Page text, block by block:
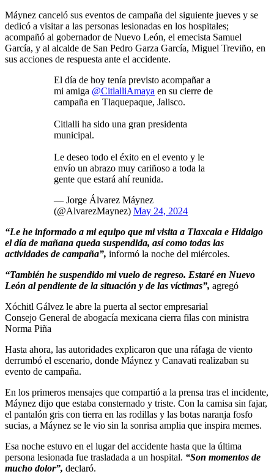
Máynez canceló sus eventos de campaña del siguiente jueves y se
dedicó a visitar a las personas lesionadas en los hospitales;
acompañó al gobernador de Nuevo León, el emecista Samuel
García, y al alcalde de San Pedro Garza García, Miguel Treviño, en
sus acciones de respuesta ante el accidente.
El día de hoy tenía previsto acompañar a
mi amiga @CitlalliAmaya en su cierre de
campaña en Tlaquepaque, Jalisco.
Citlalli ha sido una gran presidenta
municipal.
Le deseo todo el éxito en el evento y le
envío un abrazo muy cariñoso a toda la
gente que estará ahí reunida.
— Jorge Álvarez Máynez
(@AlvarezMaynez) May 24, 2024
“Le he informado a mi equipo que mi visita a Tlaxcala e Hidalgo
el día de mañana queda suspendida, así como todas las
actividades de campaña”, informó la noche del miércoles.
“También he suspendido mi vuelo de regreso. Estaré en Nuevo
León al pendiente de la situación y de las víctimas”, agregó
Xóchitl Gálvez le abre la puerta al sector empresarial
Consejo General de abogacía mexicana cierra filas con ministra
Norma Piña
Hasta ahora, las autoridades explicaron que una ráfaga de viento
derrumbó el escenario, donde Máynez y Canavati realizaban su
evento de campaña.
En los primeros mensajes que compartió a la prensa tras el incidente,
Máynez dijo que estaba consternado y triste. Con la camisa sin fajar,
el pantalón gris con tierra en las rodillas y las botas naranja fosfo
sucias, a Máynez se le vio sin la sonrisa amplia que inspira memes.
Esa noche estuvo en el lugar del accidente hasta que la última
persona lesionada fue trasladada a un hospital. “Son momentos de
mucho dolor”, declaró.